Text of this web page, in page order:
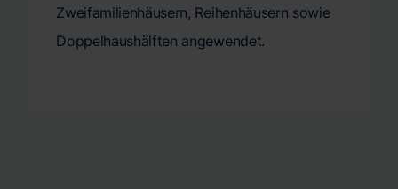
Zweifamilienhäusern, Reihenhäusern sowie
Doppelhaushälften angewendet.